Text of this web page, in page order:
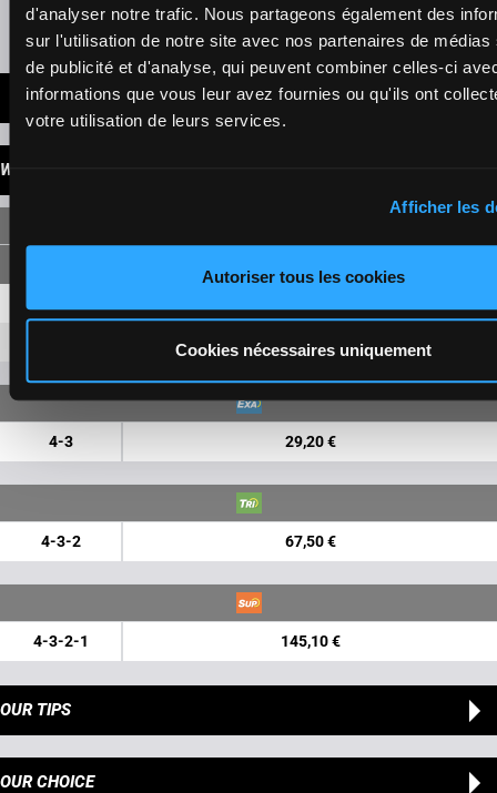
d'analyser notre trafic. Nous partageons également des
sur l'utilisation de notre site avec nos partenaires de médias
de publicité et d'analyse, qui peuvent combiner celles-ci
informations que vous leur avez fournies ou qu'ils ont
votre utilisation de leurs services.
Afficher les
Autoriser tous les cookies
Cookies nécessaires uniquement
Presence of favorite horses
LATEST NEWS
WINNINGS
5,00 € 2,40 €
4-3 29,20 €
4-3-2 67,50 €
4-3-2-1 145,10 €
OUR TIPS
OUR CHOICE